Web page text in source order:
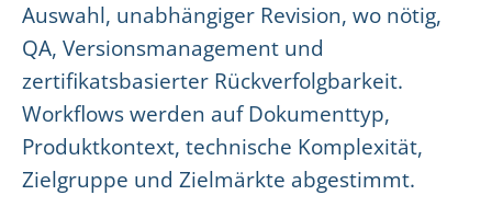
Auswahl, unabhängiger Revision, wo nötig,
QA, Versionsmanagement und
zertifikatsbasierter Rückverfolgbarkeit.
Workflows werden auf Dokumenttyp,
Produktkontext, technische Komplexität,
Zielgruppe und Zielmärkte abgestimmt.